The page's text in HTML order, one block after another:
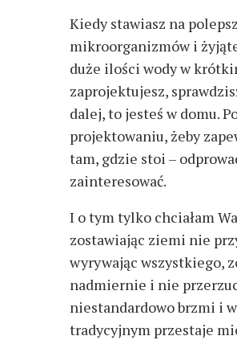
Kiedy stawiasz na
mikroorganizmów i
duże ilości wody w
zaprojektujesz,
dalej, to jesteś w domu.
projektowaniu, żeby
tam, gdzie stoi –
zainteresować.
I o tym tylko chciałam
zostawiając ziemi nie
wyrywając wszystkiego,
nadmiernie i nie
niestandardowo brzmi i
tradycyjnym przestaje